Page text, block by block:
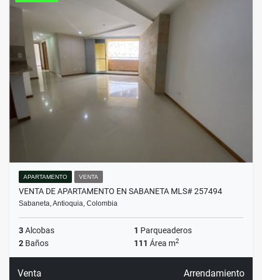
APARTAMENTO VENTA
VENTA DE APARTAMENTO EN SABANETA MLS# 257494
Sabaneta, Antioquia, Colombia
3Alcobas 1 Parqueaderos
2 Baños 111 Área m2
Venta Arrendamiento